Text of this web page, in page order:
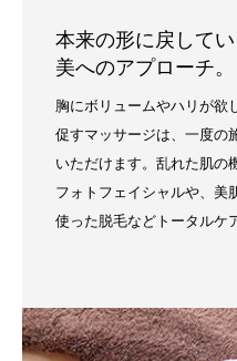
本来の形に戻してい
美へのアプローチ。
胸にボリュームやハリが欲
促すマッサージは、一度の
いただけます。乱れた肌の
フォトフェイシャルや、美
使った脱毛などトータルケ